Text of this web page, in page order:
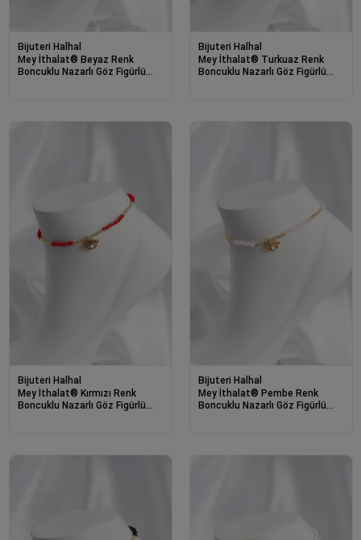
Bijuteri Halhal
Mey İthalat® Beyaz Renk
Boncuklu Nazarlı Göz Figürlü
Bijuteri Halhal
Mey İthalat® Turkuaz Renk
Boncuklu Nazarlı Göz Figürlü
Bijuteri Halhal
Mey İthalat® Kırmızı Renk
Boncuklu Nazarlı Göz Figürlü
Bijuteri Halhal
Mey İthalat® Pembe Renk
Boncuklu Nazarlı Göz Figürlü